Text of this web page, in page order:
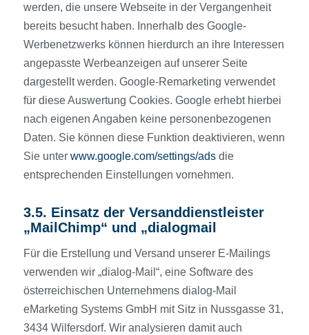
werden, die unsere Webseite in der Vergangenheit
bereits besucht haben. Innerhalb des Google-
Werbenetzwerks können hierdurch an ihre Interessen
angepasste Werbeanzeigen auf unserer Seite
dargestellt werden. Google-Remarketing verwendet
für diese Auswertung Cookies. Google erhebt hierbei
nach eigenen Angaben keine personenbezogenen
Daten. Sie können diese Funktion deaktivieren, wenn
Sie unter www.google.com/settings/adsdie
entsprechenden Einstellungen vornehmen.
3.5. Einsatz der Versanddienstleister
„MailChimp“ und „dialogmail
Für die Erstellung und Versand unserer E-Mailings
verwenden wir „dialog-Mail“, eine Software des
österreichischen Unternehmens dialog-Mail
eMarketing Systems GmbH mit Sitz in Nussgasse 31,
3434 Wilfersdorf. Wir analysieren damit auch